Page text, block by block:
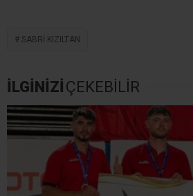
SABRI KIZILTAN
İLGİNİZİ ÇEKEBİLİR